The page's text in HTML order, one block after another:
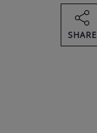
SHARE